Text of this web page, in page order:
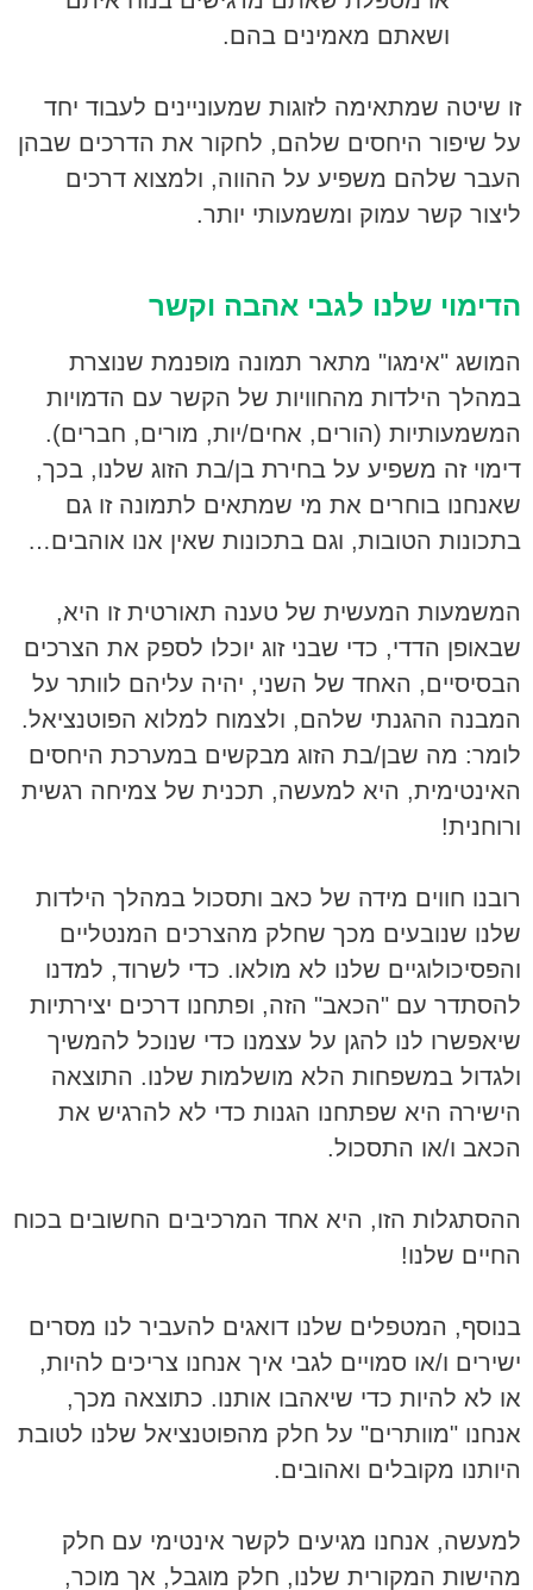
ושאתם מאמינים בהם.
זו שיטה שמתאימה לזוגות שמעוניינים לעבוד יחד
על שיפור היחסים שלהם, לחקור את הדרכים שבהן
העבר שלהם משפיע על ההווה, ולמצוא דרכים
ליצור קשר עמוק ומשמעותי יותר.
הדימוי שלנו לגבי אהבה וקשר
המושג "אימגו" מתאר תמונה מופנמת שנוצרת
במהלך הילדות מהחוויות של הקשר עם הדמויות
המשמעותיות (הורים, אחים/יות, מורים, חברים).
דימוי זה משפיע על בחירת בן/בת הזוג שלנו, בכך,
שאנחנו בוחרים את מי שמתאים לתמונה זו גם
בתכונות הטובות, וגם בתכונות שאין אנו אוהבים…
המשמעות המעשית של טענה תאורטית זו היא,
שבאופן הדדי, כדי שבני זוג יוכלו לספק את הצרכים
הבסיסיים, האחד של השני, יהיה עליהם לוותר על
המבנה ההגנתי שלהם, ולצמוח למלוא הפוטנציאל.
לומר: מה שבן/בת הזוג מבקשים במערכת היחסים
האינטימית, היא למעשה, תכנית של צמיחה רגשית
ורוחנית!
רובנו חווים מידה של כאב ותסכול במהלך הילדות
שלנו שנובעים מכך שחלק מהצרכים המנטליים
והפסיכולוגיים שלנו לא מולאו. כדי לשרוד, למדנו
להסתדר עם "הכאב" הזה, ופתחנו דרכים יצירתיות
שיאפשרו לנו להגן על עצמנו כדי שנוכל להמשיך
ולגדול במשפחות הלא מושלמות שלנו. התוצאה
הישירה היא שפתחנו הגנות כדי לא להרגיש את
הכאב ו/או התסכול.
ההסתגלות הזו, היא אחד המרכיבים החשובים בכוח
החיים שלנו!
בנוסף, המטפלים שלנו דואגים להעביר לנו מסרים
ישירים ו/או סמויים לגבי איך אנחנו צריכים להיות,
או לא להיות כדי שיאהבו אותנו. כתוצאה מכך,
אנחנו "מוותרים" על חלק מהפוטנציאל שלנו לטובת
היותנו מקובלים ואהובים.
למעשה, אנחנו מגיעים לקשר אינטימי עם חלק
מהישות המקורית שלנו, חלק מוגבל, אך מוכר,